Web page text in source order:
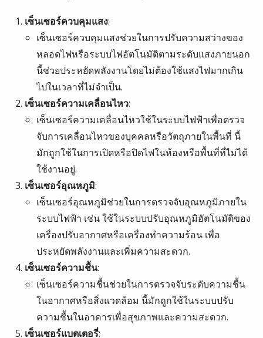
เซ็นเซอร์ควบคุมแสง:
เซ็นเซอร์ควบคุมแสงช่วยในการปรับความสว่างของ
หลอดไฟหรือระบบไฟอัตโนมัติตามระดับแสงภายนอก
นี้ช่วยประหยัดพลังงานโดยไม่ต้องใช้แสงไฟมากเกิน
ไปในเวลาที่ไม่จำเป็น.
เซ็นเซอร์ความเคลื่อนไหว:
เซ็นเซอร์ความเคลื่อนไหวใช้ในระบบไฟฟ้าเพื่อตรวจ
จับการเคลื่อนไหวของบุคคลหรือวัตถุภายในพื้นที่ นี้
มักถูกใช้ในการเปิดหรือปิดไฟในห้องหรือพื้นที่ที่ไม่ได้
ใช้งานอยู่.
เซ็นเซอร์อุณหภูมิ:
เซ็นเซอร์อุณหภูมิช่วยในการตรวจจับอุณหภูมิภายใน
ระบบไฟฟ้า เช่น ใช้ในระบบปรับอุณหภูมิอัตโนมัติของ
เครื่องปรับอากาศหรือเครื่องทำความร้อน เพื่อ
ประหยัดพลังงานและเพิ่มความสะดวก.
เซ็นเซอร์ความชื้น:
เซ็นเซอร์ความชื้นช่วยในการตรวจจับระดับความชื้น
ในอากาศหรือสิ่งแวดล้อม นี้มักถูกใช้ในระบบปรับ
ความชื้นในอาคารเพื่อสุขภาพและความสะดวก.
เซ็นเซอร์แบตเตอรี่: